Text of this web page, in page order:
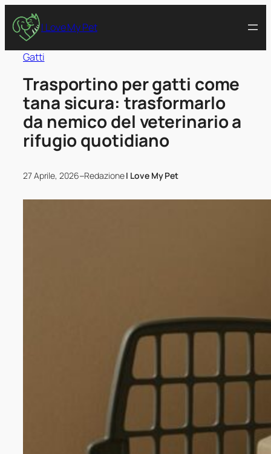
I Love My Pet
Gatti
Trasportino per gatti come
tana sicura: trasformarlo
da nemico del veterinario a
rifugio quotidiano
27 Aprile, 2026–RedazioneI Love My Pet